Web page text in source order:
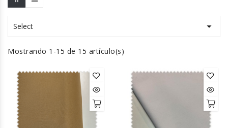
Select 
Mostrando 1-15 de 15 artículo(s)